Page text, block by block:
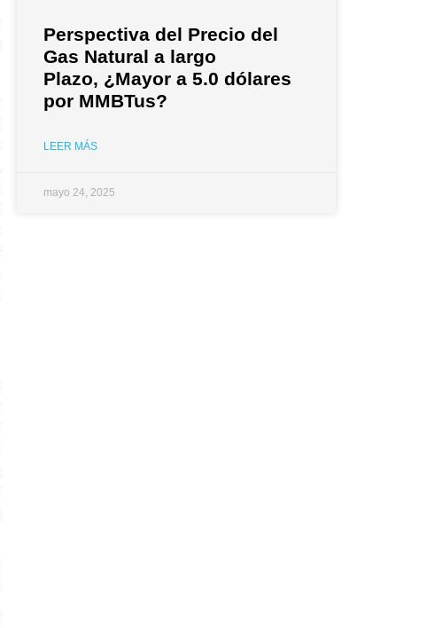
Perspectiva del Precio del
Gas Natural a largo
Plazo, ¿Mayor a 5.0 dólares
por MMBTus?
LEER MÁS
mayo 24, 2025